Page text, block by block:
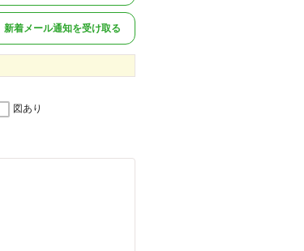
新着メール通知を受け取る
図あり